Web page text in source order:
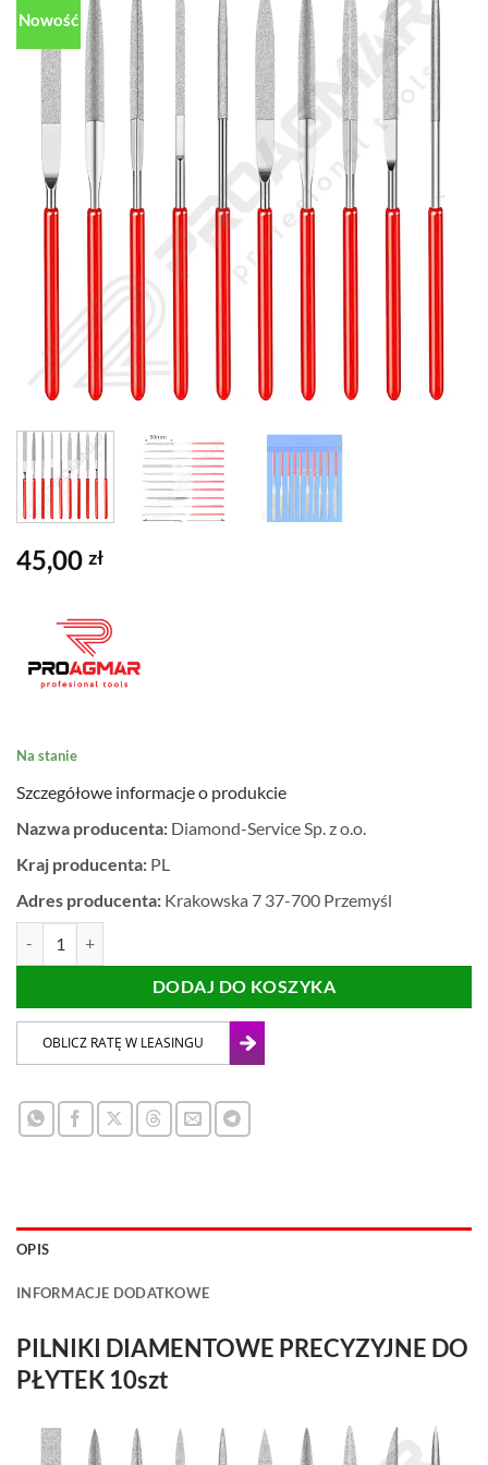
Nowość
45,00 zł
Na stanie
Szczegółowe informacje o produkcie
Nazwa producenta: Diamond-Service Sp. z o.o.
Kraj producenta: PL
Adres producenta: Krakowska 7 37-700 Przemyśl
DODAJ DO KOSZYKA
OPIS
INFORMACJE DODATKOWE
PILNIKI DIAMENTOWE PRECYZYJNE DO
PŁYTEK 10szt